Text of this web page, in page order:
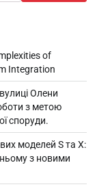
of
Integration
Олени
з метою
споруди.
моделей S та X:
з новими